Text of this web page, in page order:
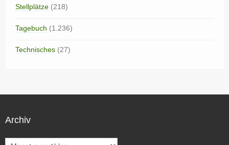
Stellplätze (218)
Tagebuch (1.236)
Technisches (27)
Archiv